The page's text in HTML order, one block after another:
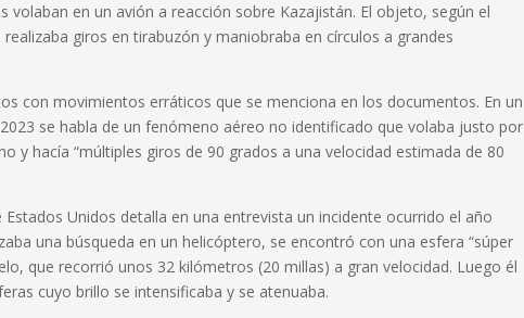
volaban en un avión a reacción sobre Kazajistán. El objeto, según el
giros en tirabuzón y maniobraba en círculos a grandes
con movimientos erráticos que se menciona en los documentos. En un
se habla de un fenómeno aéreo no identificado que volaba justo por
y hacía “múltiples giros de 90 grados a una velocidad estimada de 80
Unidos detalla en una entrevista un incidente ocurrido el año
una búsqueda en un helicóptero, se encontró con una esfera “súper
que recorrió unos 32 kilómetros (20 millas) a gran velocidad. Luego él
cuyo brillo se intensificaba y se atenuaba.